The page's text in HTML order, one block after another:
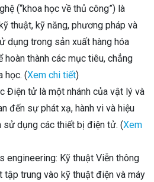
(“khoa học về thủ công”) là
thuật, kỹ năng, phương pháp và
dụng trong sản xuất hàng hóa
thành các mục tiêu, chẳng
học. (Xem chi tiết)
Điện tử là một nhánh của vật lý và
đến sự phát xạ, hành vi và hiệu
sử dụng các thiết bị điện tử. (Xem
engineering: Kỹ thuật Viễn thông
tập trung vào kỹ thuật điện và máy